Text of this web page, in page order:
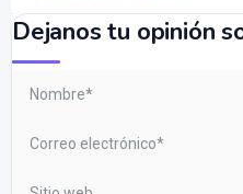
Dejanos tu opinión